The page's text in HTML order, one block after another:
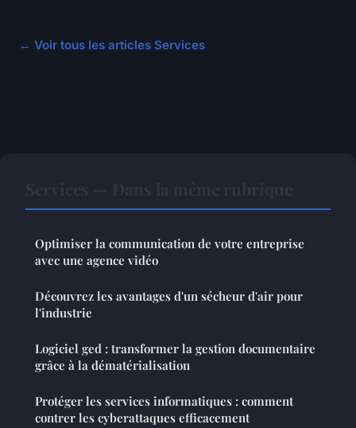
← Voir tous les articles Services
Optimiser la communication de votre entreprise
avec une agence vidéo
Découvrez les avantages d'un sécheur d'air pour
l'industrie
Logiciel ged : transformer la gestion documentaire
grâce à la dématérialisation
Protéger les services informatiques : comment
contrer les cyberattaques efficacement